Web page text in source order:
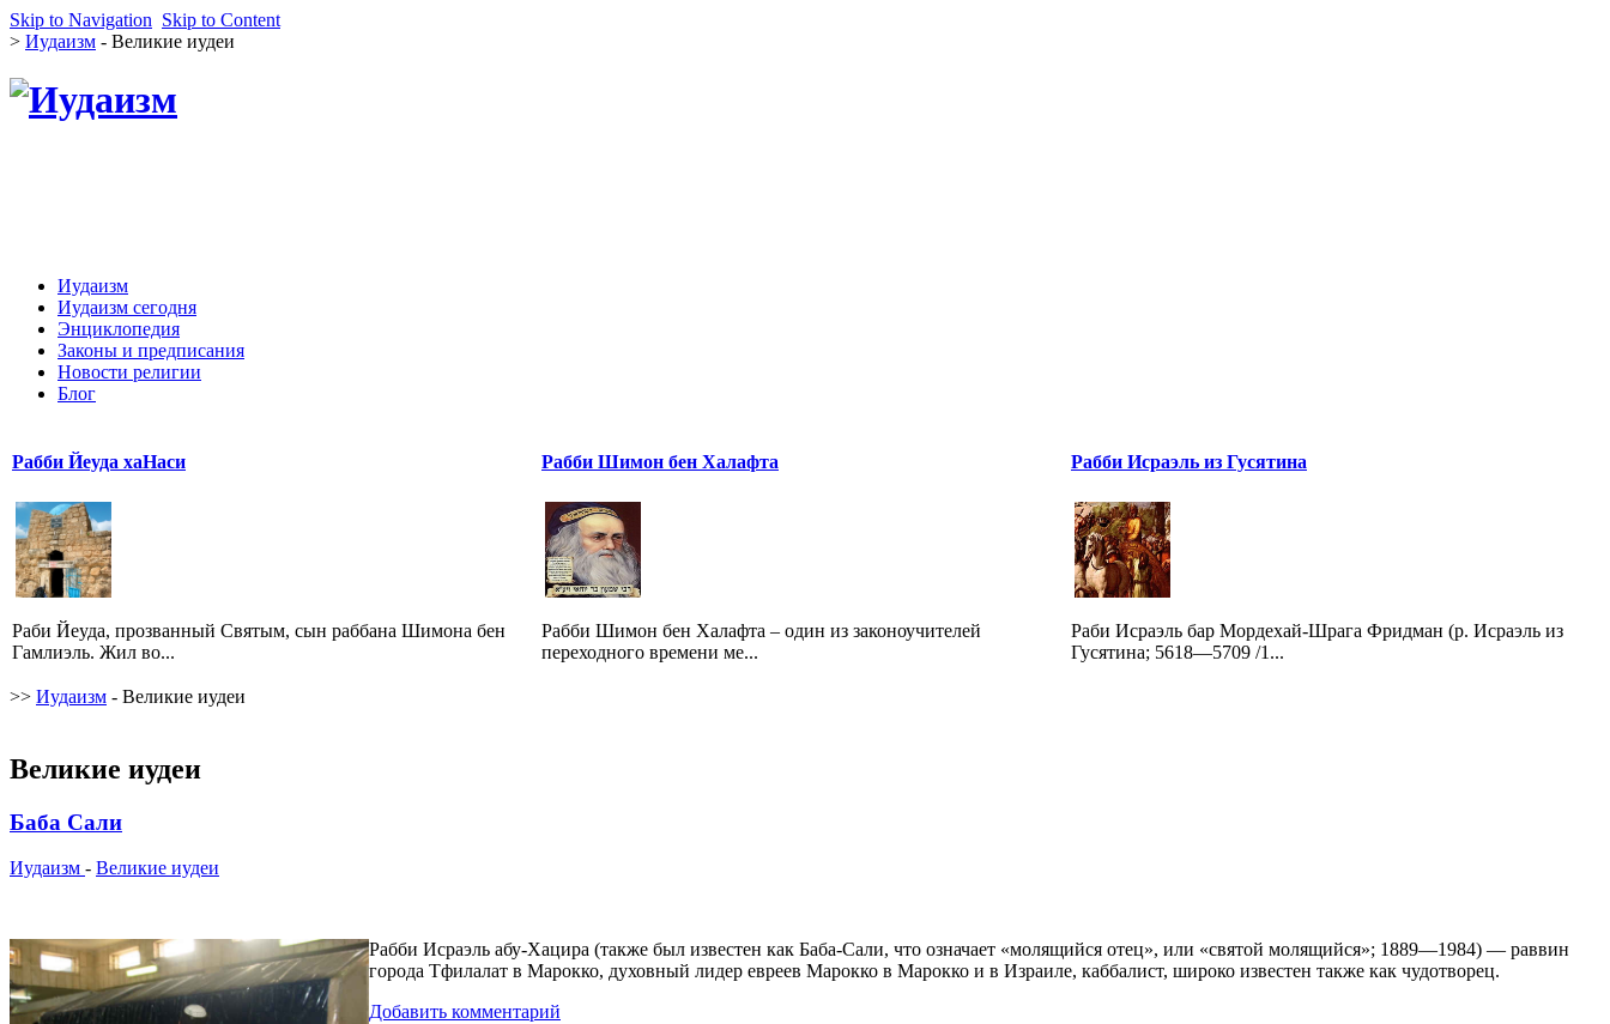
Skip to Navigation Skip to Content
> Иудаизм - Великие иудеи
Иудаизм
Иудаизм сегодня
Энциклопедия
Законы и предписания
Новости религии
Блог
Рабби Йеуда хаНаси
Раби Йеуда, прозванный Святым, сын раббана Шимона бен
Гамлиэль. Жил во...
Рабби Шимон бен Халафта
Рабби Шимон бен Халафта – один из законоучителей
переходного времени ме...
Рабби Исраэль из Гусятина
Раби Исраэль бар Мордехай-Шрага Фридман (р. Исраэль из
Гусятина; 5618—5709 /1...
>> Иудаизм - Великие иудеи
Великие иудеи
Баба Сали
Иудаизм - Великие иудеи
Рабби Исраэль абу-Хацира (также был известен как Баба-Сали, что означает «молящийся отец», или «святой молящийся»; 1889—1984) — раввин
города Тфилалат в Марокко, духовный лидер евреев Марокко в Марокко и в Израиле, каббалист, широко известен также как чудотворец.
Добавить комментарий